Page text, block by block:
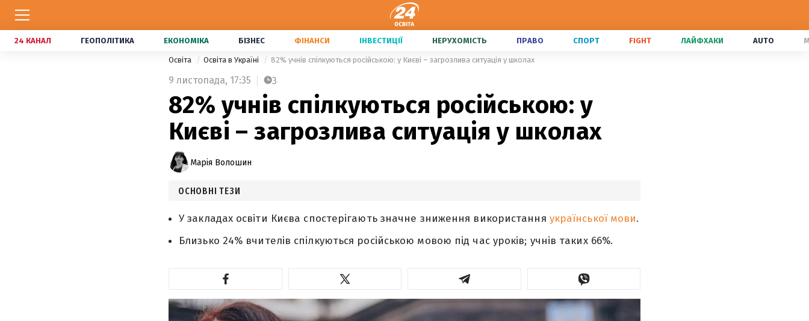
24 КАНАЛ ГЕОПОЛІТИКА ЕКОНОМІКА БІЗНЕС ФІНАНСИ ІНВЕСТИЦІЇ НЕРУХОМІСТЬ ПРАВО СПОРТ FIGHT ЛАЙФХАКИ AUTO
Освіта Освіта в Україні 82% учнів спілкуються російською: у Києві – загрозлива ситуація у школах
9 листопада, 17:35 3
82% учнів спілкуються російською: у
Києві – загрозлива ситуація у школах
Марія Волошин
ОСНОВНІ ТЕЗИ
У закладах освіти Києва спостерігають значне зниження використання української мови.
Близько 24% вчителів спілкуються російською мовою під час уроків; учнів таких 66%.